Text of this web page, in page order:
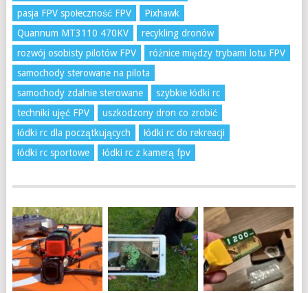
pasja FPV społeczność FPV
Pixhawk
Quannum MT3110 470KV
recykling dronów
rozwój osobisty pilotów FPV
różnice między trybami lotu FPV
samochody sterowane na pilota
samochody zdalnie sterowane
szybkie łódki rc
techniki ujęć FPV
uszkodzony dron co zrobić
łódki rc dla początkujących
łódki rc do rekreacji
łódki rc sportowe
łódki rc z kamerą fpv